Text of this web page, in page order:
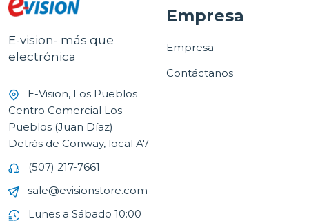
E-vision- más que
electrónica
E-Vision, Los Pueblos
Centro Comercial Los
Pueblos (Juan Díaz)
Detrás de Conway, local A7
(507) 217-7661
sale@evisionstore.com
Lunes a Sábado 10:00
Empresa
Empresa
Contáctanos